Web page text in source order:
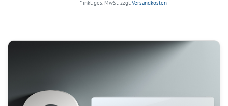
* inkl. ges. MwSt.zzgl.Versandkosten